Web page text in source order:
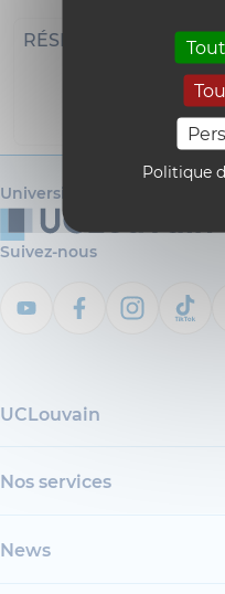
Politique
RÉSEAUX SOCIAUX
Université catholique de
Suivez-nous
UCLouvain
Nos services
News